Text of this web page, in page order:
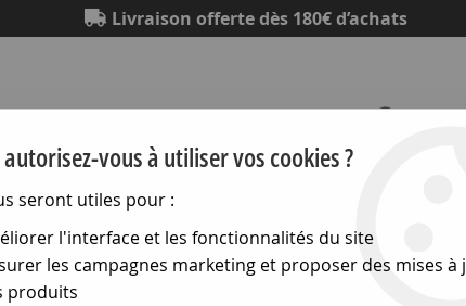
Livraison offerte dès 180€ d’achats
pour ci > Blocs de jonction à vis ci -
vous à utiliser vos cookies ?
seront utiles pour :
l'interface et les fonctionnalités du site
les campagnes marketing et proposer des mises à
produits